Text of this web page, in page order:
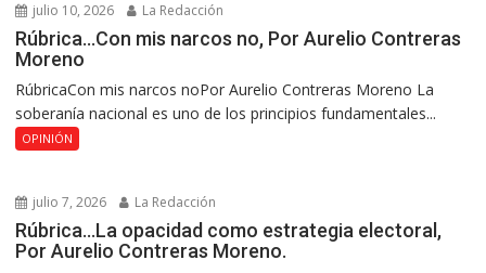
julio 10, 2026 La Redacción
Rúbrica…Con mis narcos no, Por Aurelio Contreras
Moreno
RúbricaCon mis narcos noPor Aurelio Contreras Moreno La
soberanía nacional es uno de los principios fundamentales...
OPINIÓN
julio 7, 2026 La Redacción
Rúbrica…La opacidad como estrategia electoral,
Por Aurelio Contreras Moreno.